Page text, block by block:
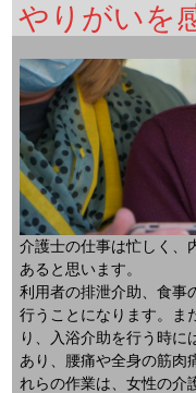
テ やりがいを
介護士の仕事は忙しく、
あると思います。
利用者の排泄介助、食事
行うことになります。ま
り、入浴介助を行う時に
あり、腰痛や全身の筋肉
れらの作業は、女性の介